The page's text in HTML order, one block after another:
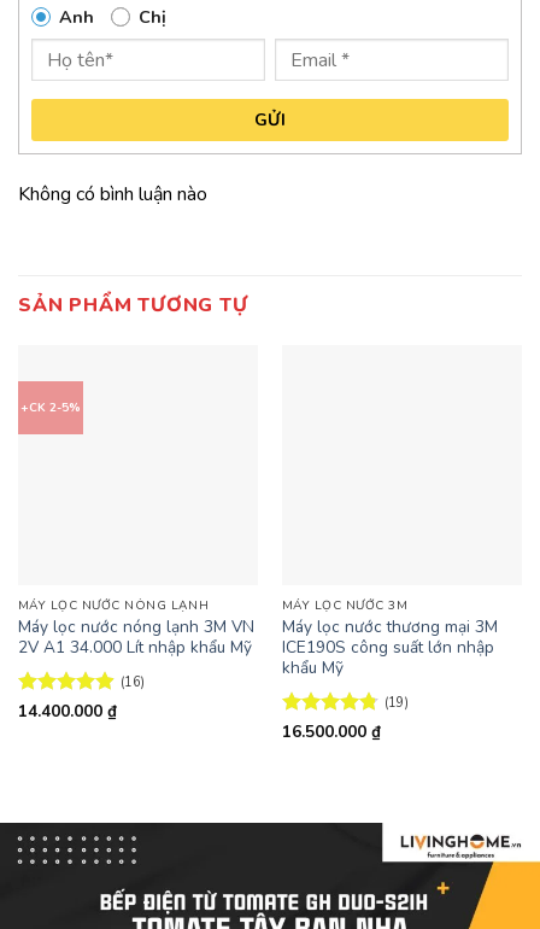
Anh Chị
GỬI
Không có bình luận nào
SẢN PHẨM TƯƠNG TỰ
+CK 2-5%
MÁY LỌC NƯỚC NÓNG LẠNH
Máy lọc nước nóng lạnh 3M VN
2V A1 34.000 Lít nhập khẩu Mỹ
Được xếp
(16)
14.400.000 ₫
MÁY LỌC NƯỚC 3M
Máy lọc nước thương mại 3M
ICE190S công suất lớn nhập
khẩu Mỹ
Được xếp
(19)
16.500.000 ₫